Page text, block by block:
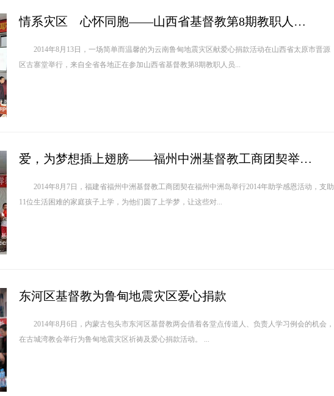
情系灾区 心怀同胞——山西省基督教第8期教职人员培训班为鲁甸灾区祈祷捐款
2014年8月13日，一场简单而温馨的为云南鲁甸地震灾区献爱心捐款活动在山西省太原市晋源
区古寨堂举行，来自全省各地正在参加山西省基督教第8期教职人员...
爱，为梦想插上翅膀——福州中洲基督教工商团契举行2014年助学感恩活动
2014年8月7日，福建省福州中洲基督教工商团契在福州中洲岛举行2014年助学感恩活动，支助
11位生活困难的家庭孩子上学，为他们圆了上学梦，让这些对...
东河区基督教为鲁甸地震灾区爱心捐款
2014年8月6日，内蒙古包头市东河区基督教两会借着各堂点传道人、负责人学习例会的机会，
在古城湾教会举行为鲁甸地震灾区祈祷及爱心捐款活动。 ...